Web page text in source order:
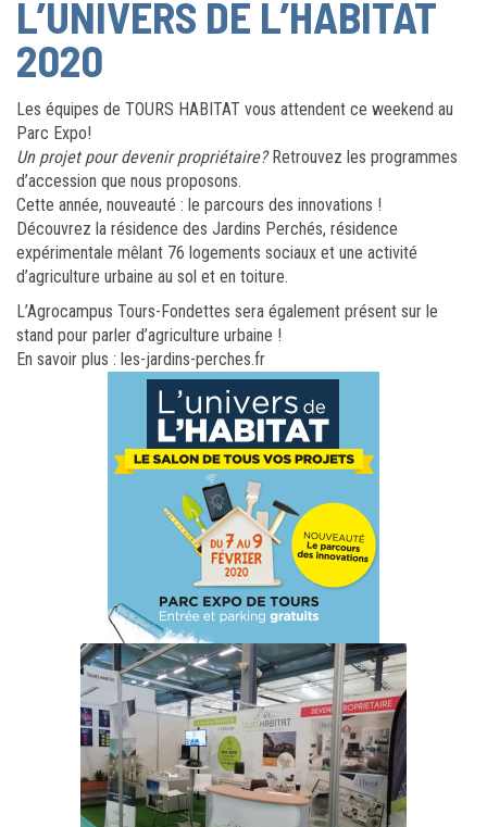
L’UNIVERS DE L’HABITAT
2020
Les équipes de TOURS HABITAT vous attendent ce weekend au
Parc Expo!
Un projet pour devenir propriétaire?Retrouvez les programmes
d’accession que nous proposons.
Cette année, nouveauté : le parcours des innovations !
Découvrez la résidence des Jardins Perchés, résidence
expérimentale mêlant 76 logements sociaux et une activité
d’agriculture urbaine au sol et en toiture.
L’Agrocampus Tours-Fondettes sera également présent sur le
stand pour parler d’agriculture urbaine !
En savoir plus : les-jardins-perches.fr